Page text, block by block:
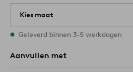
Kies maat
3 maten op voorraad
Geleverd binnen 3-5 werkdagen
Aanvullen met